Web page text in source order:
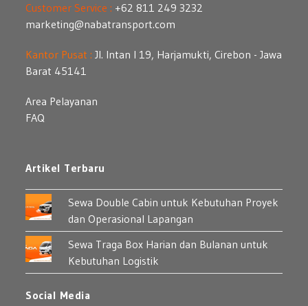
Customer Service : +62 811 249 3232
marketing@nabatransport.com
Kantor Pusat : Jl. Intan I 19, Harjamukti, Cirebon - Jawa
Barat 45141
Area Pelayanan
FAQ
Artikel Terbaru
Sewa Double Cabin untuk Kebutuhan Proyek
dan Operasional Lapangan
Sewa Traga Box Harian dan Bulanan untuk
Kebutuhan Logistik
Social Media